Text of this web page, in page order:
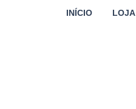
INÍCIO LOJA